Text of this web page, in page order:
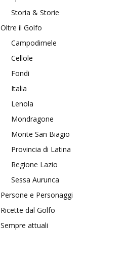
Storia & Storie
Oltre il Golfo
Campodimele
Cellole
Fondi
Italia
Lenola
Mondragone
Monte San Biagio
Provincia di Latina
Regione Lazio
Sessa Aurunca
Persone e Personaggi
Ricette dal Golfo
Sempre attuali